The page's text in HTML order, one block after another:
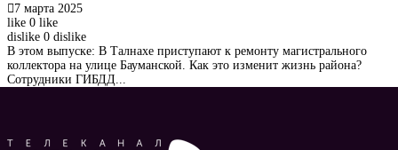
7 марта 2025
like 0 like
dislike 0 dislike
В этом выпуске: В Талнахе приступают к ремонту магистрального
коллектора на улице Бауманской. Как это изменит жизнь района?
Сотрудники ГИБДД...